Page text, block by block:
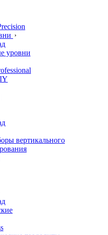
уровни
вертикального